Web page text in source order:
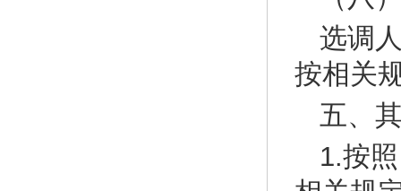
选调
按相关
五、
1.按